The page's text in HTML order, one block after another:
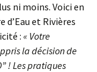
ni moins. Voici en
et Rivières
: « Votre
la décision de
! Les pratiques